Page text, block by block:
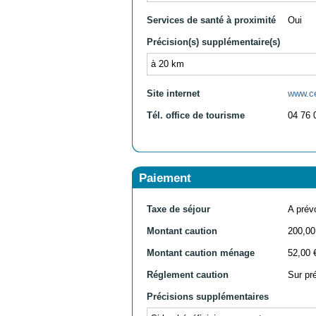
Services de santé à proximité Oui
Précision(s) supplémentaire(s)
à 20 km
Site internet
Tél. office de tourisme 04 76
Paiement
Taxe de séjour A
Montant caution
Montant caution ménage 52,00
Réglement caution Sur
Précisions supplémentaires